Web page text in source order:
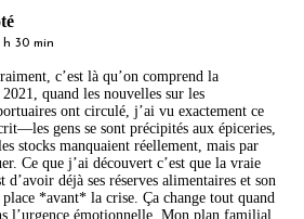
30 min
c’est là qu’on comprend la
quand les nouvelles sur les
ont circulé, j’ai vu exactement ce
gens se sont précipités aux épiceries,
stocks manquaient réellement, mais par
Ce que j’ai découvert c’est que la vraie
d’avoir déjà ses réserves alimentaires et son
place *avant* la crise. Ça change tout quand
l’urgence émotionnelle. Mon plan familial